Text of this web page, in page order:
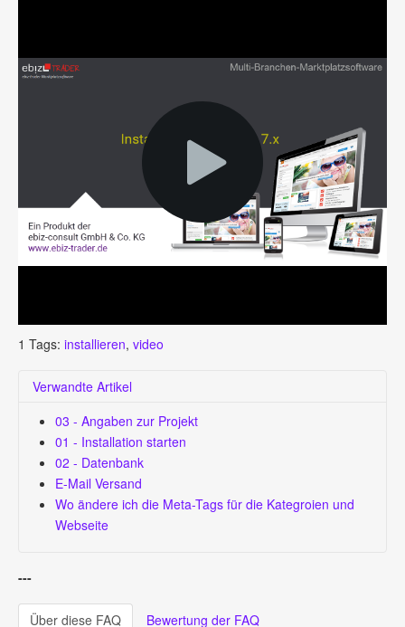
1 Tags: installieren, video
Verwandte Artikel
03 - Angaben zur Projekt
01 - Installation starten
02 - Datenbank
E-Mail Versand
Wo ändere ich die Meta-Tags für die Kategroien und
Webseite
---
Über diese FAQ Bewertung der FAQ